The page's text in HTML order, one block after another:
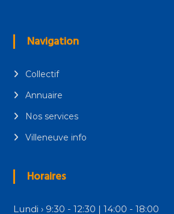
Navigation
Collectif
Annuaire
Nos services
Villeneuve info
Horaires
Lundi › 9:30 - 12:30 | 14:00 - 18:00